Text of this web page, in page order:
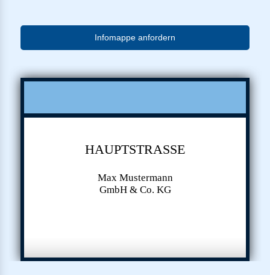
Infomappe anfordern
HAUPTSTRASSE
Max Mustermann
GmbH & Co. KG